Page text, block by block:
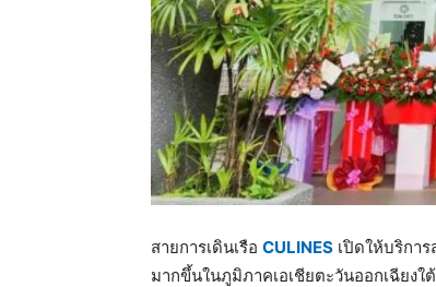
สายการเดินเรือ CULINES เปิดให้บริกา
มากขึ้นในภูมิภาคเอเชียตะวันออกเฉียง